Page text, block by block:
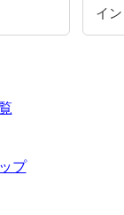
イ
プ